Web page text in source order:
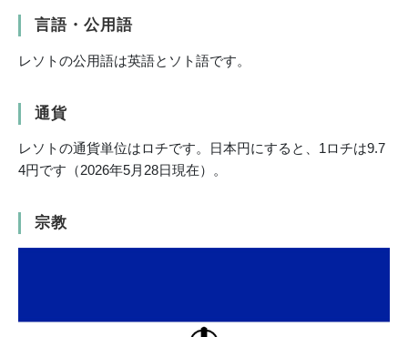
言語・公用語
レソトの公用語は英語とソト語です。
通貨
レソトの通貨単位はロチです。日本円にすると、1ロチは9.7
4円です（2026年5月28日現在）。
宗教